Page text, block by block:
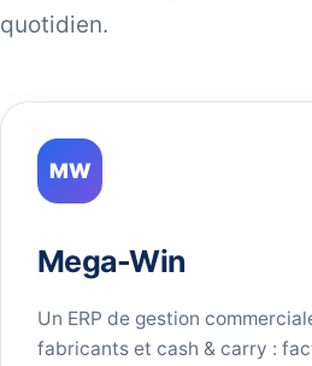
quotidien.
MW
Mega-Win
Un ERP de gestion
fabricants et cash & carry :